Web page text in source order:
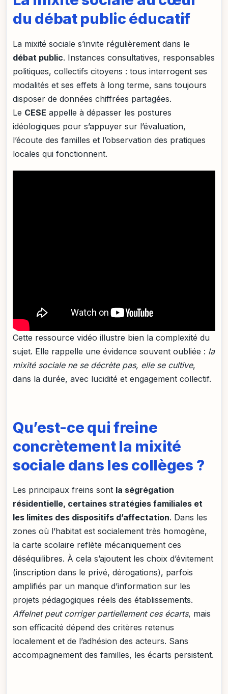
du débat public éducatif
La mixité sociale s’invite régulièrement dans le
débat public. Instances consultatives, responsables
politiques, collectifs citoyens : tous interrogent ses
modalités et ses effets à long terme, sans toujours
disposer de données chiffrées partagées.
Le CESE appelle à dépasser les postures
idéologiques pour s’appuyer sur l’évaluation,
l’écoute des familles et l’observation des pratiques
locales qui fonctionnent.
Cette ressource vidéo illustre bien la complexité du
sujet. Elle rappelle une évidence souvent oubliée : la
mixité sociale ne se décrète pas, elle se cultive,
dans la durée, avec lucidité et engagement collectif.
Qu’est-ce qui freine
concrètement la mixité
sociale dans les collèges ?
Les principaux freins sont la ségrégation
résidentielle, certaines stratégies familiales et
les limites des dispositifs d’affectation. Dans les
zones où l’habitat est socialement très homogène,
la carte scolaire reflète mécaniquement ces
déséquilibres. À cela s’ajoutent les choix d’évitement
(inscription dans le privé, dérogations), parfois
amplifiés par un manque d’information sur les
projets pédagogiques réels des établissements.
Affelnet peut corriger partiellement ces écarts, mais
son efficacité dépend des critères retenus
localement et de l’adhésion des acteurs. Sans
accompagnement des familles, les écarts persistent.